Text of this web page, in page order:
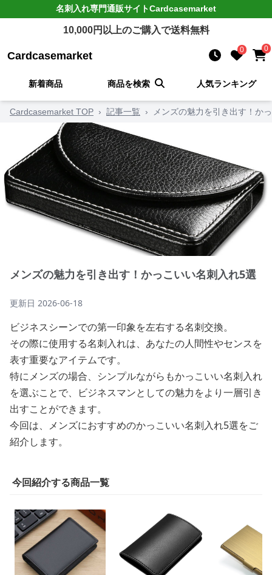
名刺入れ専門通販サイトCardcasemarket
10,000円以上のご購入で送料無料
Cardcasemarket 0 0
新着商品 商品を検索 人気ランキング
Cardcasemarket TOP › 記事一覧 › メンズの魅力を引き出す！か
メンズの魅力を引き出す！かっこいい名刺入れ5選
更新日 2026-06-18
ビジネスシーンでの第一印象を左右する名刺交換。
その際に使用する名刺入れは、あなたの人間性やセンスを
表す重要なアイテムです。
特にメンズの場合、シンプルながらもかっこいい名刺入れ
を選ぶことで、ビジネスマンとしての魅力をより一層引き
出すことができます。
今回は、メンズにおすすめのかっこいい名刺入れ5選をご
紹介します。
今回紹介する商品一覧